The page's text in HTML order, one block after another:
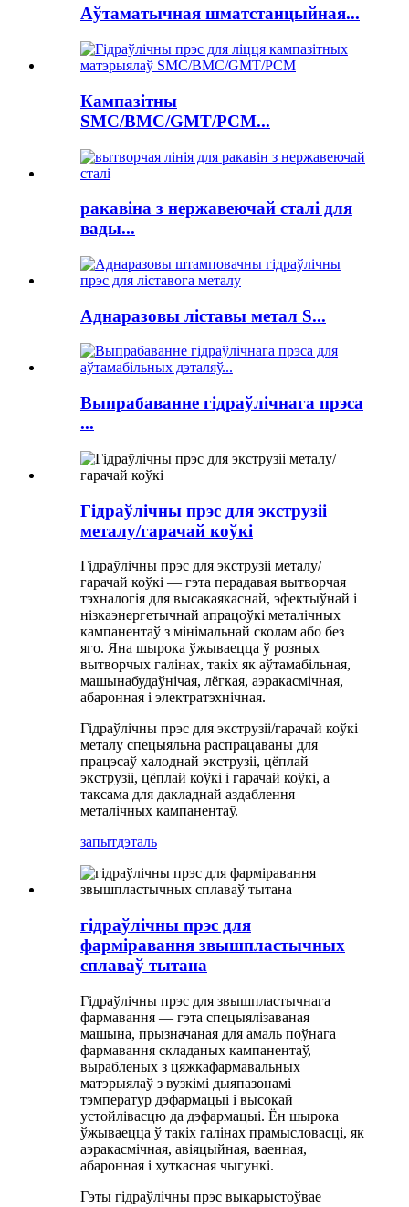
Аўтаматычная шматстанцыйная...
Кампазітны
SMC/BMC/GMT/PCM...
ракавіна з нержавеючай сталі для
вады...
Аднаразовы ліставы метал S...
Выпрабаванне гідраўлічнага прэса
...
Гідраўлічны прэс для экструзіі
металу/гарачай коўкі
Гідраўлічны прэс для экструзіі металу/
гарачай коўкі — гэта перадавая вытворчая
тэхналогія для высакаякаснай, эфектыўнай і
нізкаэнергетычнай апрацоўкі металічных
кампанентаў з мінімальнай сколам або без
яго. Яна шырока ўжываецца ў розных
вытворчых галінах, такіх як аўтамабільная,
машынабудаўнічая, лёгкая, аэракасмічная,
абаронная і электратэхнічная.
Гідраўлічны прэс для экструзіі/гарачай коўкі
металу спецыяльна распрацаваны для
працэсаў халоднай экструзіі, цёплай
экструзіі, цёплай коўкі і гарачай коўкі, а
таксама для дакладнай аздаблення
металічных кампанентаў.
запытдэталь
гідраўлічны прэс для
фарміравання звышпластычных
сплаваў тытана
Гідраўлічны прэс для звышпластычнага
фармавання — гэта спецыялізаваная
машына, прызначаная для амаль поўнага
фармавання складаных кампанентаў,
вырабленых з цяжкафармавальных
матэрыялаў з вузкімі дыяпазонамі
тэмператур дэфармацыі і высокай
устойлівасцю да дэфармацыі. Ён шырока
ўжываецца ў такіх галінах прамысловасці, як
аэракасмічная, авіяцыйная, ваенная,
абаронная і хуткасная чыгункі.
Гэты гідраўлічны прэс выкарыстоўвае